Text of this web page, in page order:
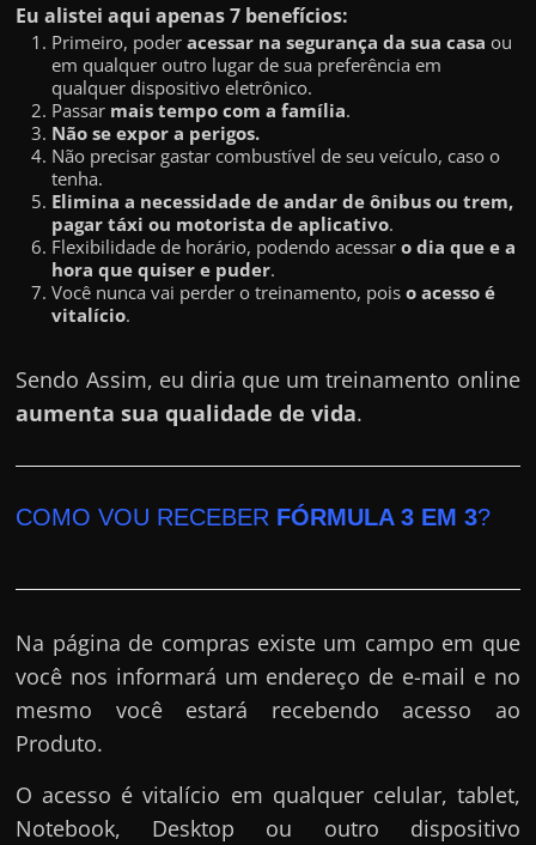
Eu alistei aqui apenas 7 benefícios:
Primeiro, poderacessar na segurança da sua casa ou
em qualquer outro lugar de sua preferência em
qualquer dispositivo eletrônico.
Passar mais tempo com a família.
Não se expor a perigos.
Não precisar gastar combustível de seu veículo, caso o
tenha.
Elimina a necessidade de andar de ônibus ou trem,
pagar táxi ou motorista de aplicativo.
Flexibilidade de horário, podendo acessaro dia que e a
hora que quiser e puder.
Você nunca vai perder o treinamento, poiso acesso é
vitalício.
Sendo Assim, eu diria que um treinamento online
aumenta sua qualidade de vida.
COMO VOU RECEBER FÓRMULA 3 EM 3?
Na página de compras existe um campo em que
você nos informará um endereço de e-mail e no
mesmo você estará recebendo acesso ao
Produto.
O acesso é vitalício em qualquer celular, tablet,
Notebook, Desktop ou outro dispositivo